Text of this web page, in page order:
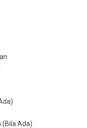
(Bila Ada)